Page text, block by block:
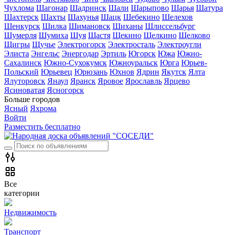
Чухлома Шагонар Шадринск Шали Шарыпово Шарья Шатура
Шахтерск Шахты Шахунья Шацк Шебекино Шелехов
Шенкурск Шилка Шимановск Шиханы Шлиссельбург
Шумерля Шумиха Шуя Щастя Щекино Щелкино Щелково
Щигры Щучье Электрогорск Электросталь Электроугли
Элиста Энгельс Энергодар Эртиль Югорск Южа Южно-
Сахалинск Южно-Сухокумск Южноуральск Юрга Юрьев-
Польский Юрьевец Юрюзань Юхнов Ядрин Якутск Ялта
Ялуторовск Янаул Яранск Яровое Ярославль Ярцево
Ясиноватая Ясногорск
Больше городов
Ясный Яхрома
Войти
Разместить бесплатно
Все
категории
Недвижимость
Транспорт